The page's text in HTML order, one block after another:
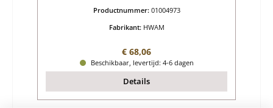
Productnummer: 01004973
Fabrikant: HWAM
Normale prijs:
€ 68,06
Beschikbaar, levertijd: 4-6 dagen
Details